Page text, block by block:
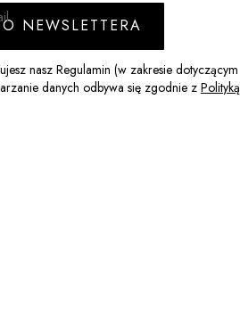
NEWSLETTERA
nasz Regulamin (w zakresie dotyczącym
danych odbywa się zgodnie z Polityką